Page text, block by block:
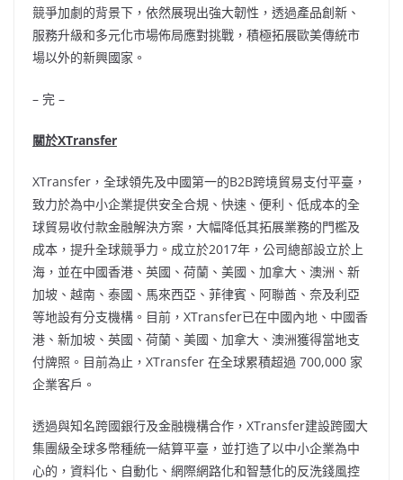
競爭加劇的背景下，依然展現出強大韌性，透過產品創新、
服務升級和多元化市場佈局應對挑戰，積極拓展歐美傳統市
場以外的新興國家。
– 完 –
關於XTransfer
XTransfer，全球領先及中國第一的B2B跨境貿易支付平臺，
致力於為中小企業提供安全合規、快速、便利、低成本的全
球貿易收付款金融解決方案，大幅降低其拓展業務的門檻及
成本，提升全球競爭力。成立於2017年，公司總部設立於上
海，並在中國香港、英國、荷蘭、美國、加拿大、澳洲、新
加坡、越南、泰國、馬來西亞、菲律賓、阿聯酋、奈及利亞
等地設有分支機構。目前，XTransfer已在中國內地、中國香
港、新加坡、英國、荷蘭、美國、加拿大、澳洲獲得當地支
付牌照。目前為止，XTransfer 在全球累積超過 700,000 家
企業客戶。
透過與知名跨國銀行及金融機構合作，XTransfer建設跨國大
集團級全球多幣種統一結算平臺，並打造了以中小企業為中
心的，資料化、自動化、網際網路化和智慧化的反洗錢風控